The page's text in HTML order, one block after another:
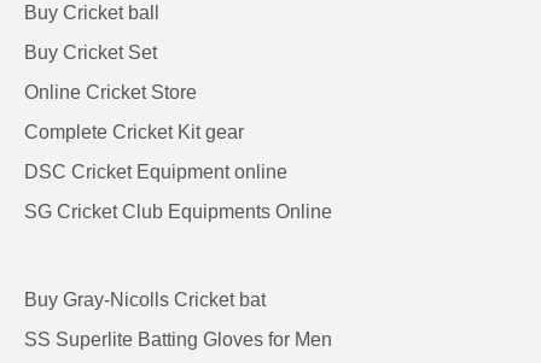
Buy Cricket ball
Buy Cricket Set
Online Cricket Store
Complete Cricket Kit gear
DSC Cricket Equipment online
SG Cricket Club Equipments Online
Buy Gray-Nicolls Cricket bat
SS Superlite Batting Gloves for Men